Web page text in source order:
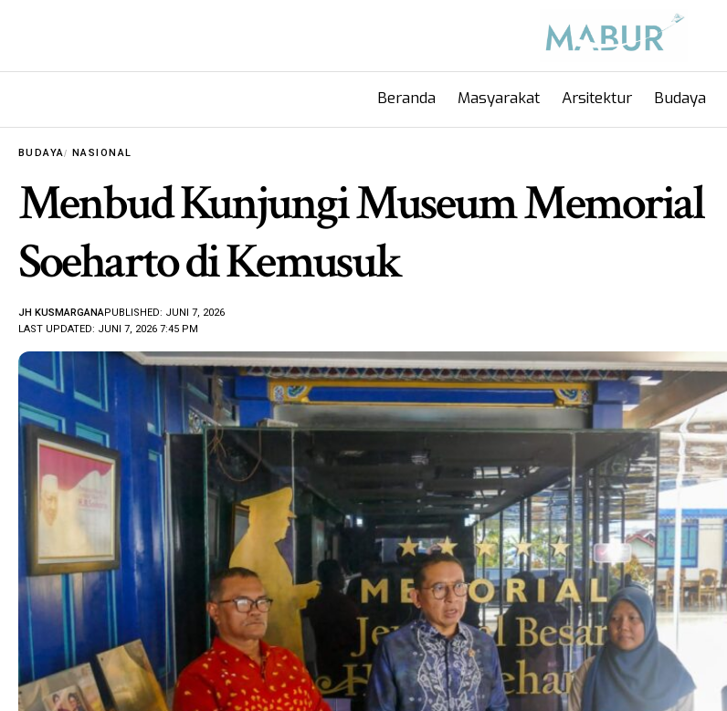
Beranda Masyarakat Arsitektur Budaya
BUDAYA NASIONAL
Menbud Kunjungi Museum Memorial
Soeharto di Kemusuk
LAST UPDATED: JUNI 7, 2026 7:45 PM
JH KUSMARGANAPUBLISHED: JUNI 7, 2026